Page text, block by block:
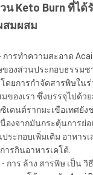
Keto Burn ที่ได้
สมผสม
ารทําความสะอาด
ของส่วนประกอบธรรม
ยการกําจัดสารพิษในร่
ของเรา ซึ่งบรรจุไปด้ว
เดนต์รากมะเขือเทศยั
องจากมันกระตุ้นการย่
ระกอบเพิ่มเติม อาหาร
รกินอาหารเคโต้.
การ ล้าง สารพิษ เป็น วิ